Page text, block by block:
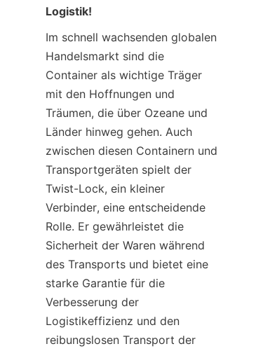
Logistik!
Im schnell wachsenden globalen
Handelsmarkt sind die
Container als wichtige Träger
mit den Hoffnungen und
Träumen, die über Ozeane und
Länder hinweg gehen. Auch
zwischen diesen Containern und
Transportgeräten spielt der
Twist-Lock, ein kleiner
Verbinder, eine entscheidende
Rolle. Er gewährleistet die
Sicherheit der Waren während
des Transports und bietet eine
starke Garantie für die
Verbesserung der
Logistikeffizienz und den
reibungslosen Transport der